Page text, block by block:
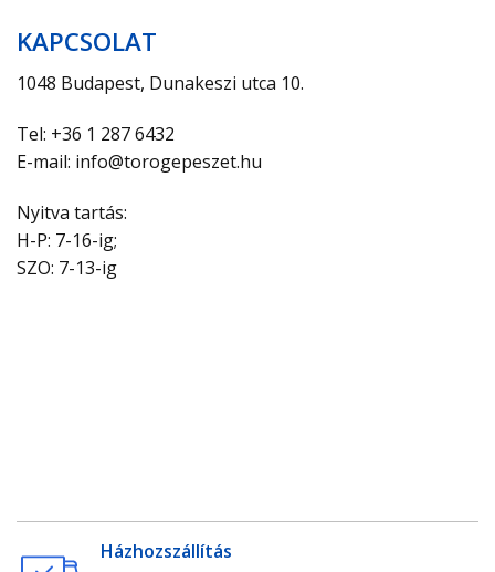
KAPCSOLAT
1048 Budapest, Dunakeszi utca 10.
Tel: +36 1 287 6432
E-mail: info@torogepeszet.hu
Nyitva tartás:
H-P: 7-16-ig;
SZO: 7-13-ig
Házhozszállítás